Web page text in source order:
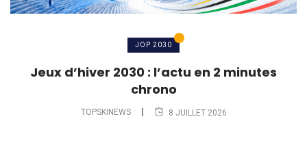
JOP 2030
Jeux d’hiver 2030 : l’actu en 2 minutes
chrono
TOPSKINEWS 8 JUILLET 2026